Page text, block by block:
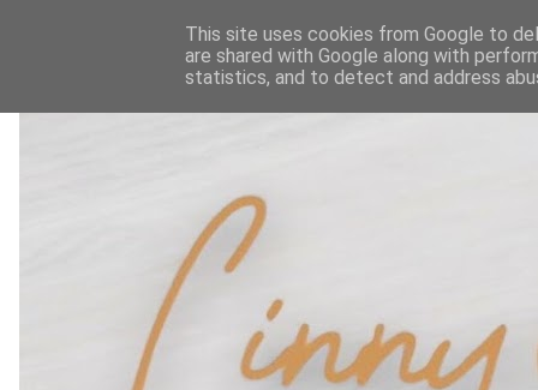
This site uses cookies from Google to
are shared with Google along with
statistics, and to detect and address